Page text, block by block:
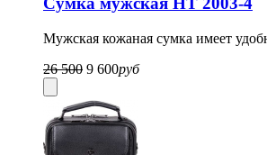
Мужская кожаная сумка имеет
26 500 9 600руб